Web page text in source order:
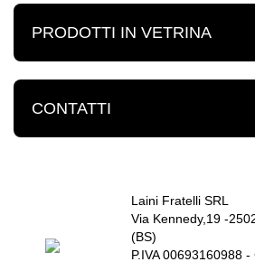
PRODOTTI IN VETRINA
CONTATTI
Laini Fratelli SRL
Via Kennedy,19 -
(BS)
P.IVA 00693160988